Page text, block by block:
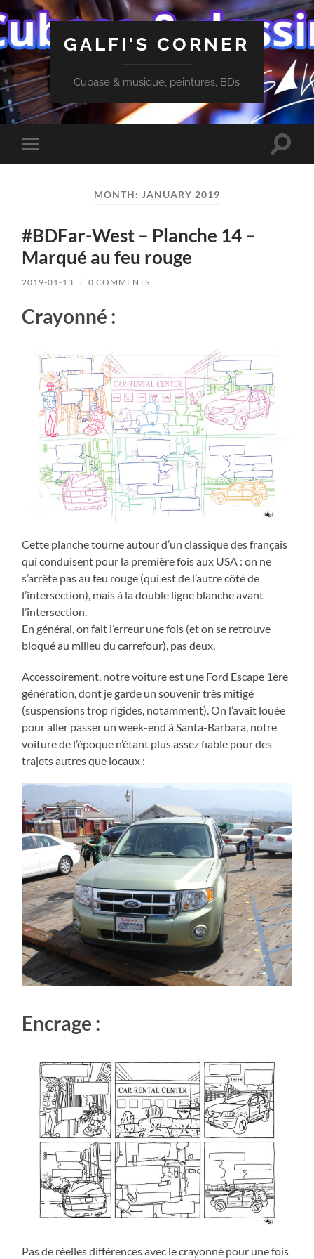
GALFI'S CORNER
Cubase & musique, peintures, BDs
Toggle
mobile
Toggle
MONTH: JANUARY 2019
#BDFar-West – Planche 14 –
Marqué au feu rouge
2019-01-13 / 0 COMMENTS
Crayonné :
Cette planche tourne autour d’un classique des français
qui conduisent pour la première fois aux USA : on ne
s’arrête pas au feu rouge (qui est de l’autre côté de
l’intersection), mais à la double ligne blanche avant
l’intersection.
En général, on fait l’erreur une fois (et on se retrouve
bloqué au milieu du carrefour), pas deux.
Accessoirement, notre voiture est une Ford Escape 1ère
génération, dont je garde un souvenir très mitigé
(suspensions trop rigides, notamment). On l’avait louée
pour aller passer un week-end à Santa-Barbara, notre
voiture de l’époque n’étant plus assez fiable pour des
trajets autres que locaux :
Encrage :
Pas de réelles différences avec le crayonné pour une fois